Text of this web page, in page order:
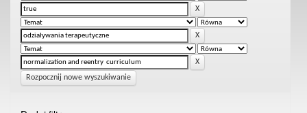
Rozpocznij nowe wyszukiwanie